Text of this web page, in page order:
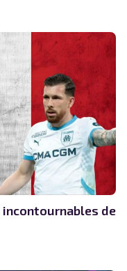
incontournables de